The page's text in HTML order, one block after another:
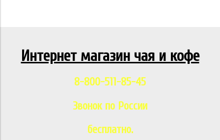
Интернет магазин чая и кофе
8-800-511-85-45
Звонок по России
бесплатно.